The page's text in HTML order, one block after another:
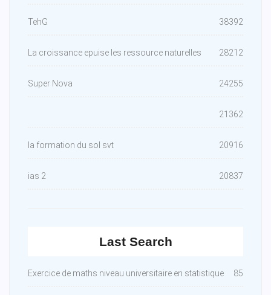
TehG 38392
La croissance epuise les ressource naturelles 28212
Super Nova 24255
21362
la formation du sol svt 20916
ias 2 20837
Last Search
Exercice de maths niveau universitaire en statistique 85